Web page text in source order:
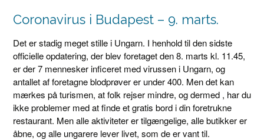
Coronavirus i Budapest – 9. marts.
Det er stadig meget stille i Ungarn. I henhold til den sidste
officielle opdatering, der blev foretaget den 8. marts kl. 11.45,
er der 7 mennesker inficeret med virussen i Ungarn, og
antallet af foretagne blodprøver er under 400. Men det kan
mærkes på turismen, at folk rejser mindre, og dermed , har du
ikke problemer med at finde et gratis bord i din foretrukne
restaurant. Men alle aktiviteter er tilgængelige, alle butikker er
åbne, og alle ungarere lever livet, som de er vant til.